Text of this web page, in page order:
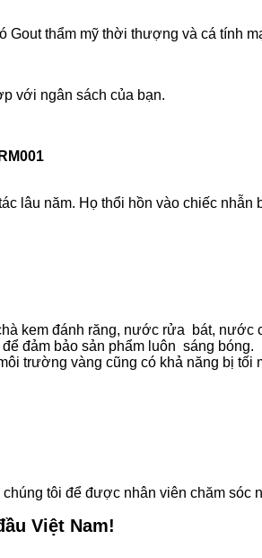
Gout thẩm mỹ thời thượng và cá tính
với ngân sách của bạn.
lâu năm. Họ thổi hồn vào chiếc nhẫn
kem đánh răng, nước rửa bát, nước
đảm bảo sản phẩm luôn sáng bóng.
trường vàng cũng có khả năng bị tối
tôi để được nhân viên chăm sóc
Việt Nam!